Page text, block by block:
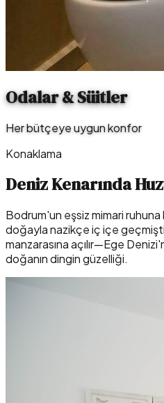
Odalar & Süitler
Her bütçeye uygun konfor
Konaklama
Deniz Kenarında
Bodrum'un eşsiz mimari ruhuna
doğayla nazikçe iç içe
manzarasına açılır—Ege
doğanın dingin güzelliği.